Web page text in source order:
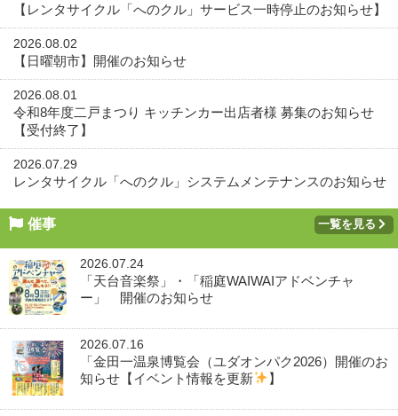
【レンタサイクル「へのクル」サービス一時停止のお知らせ】
2026.08.02
【日曜朝市】開催のお知らせ
2026.08.01
令和8年度二戸まつり キッチンカー出店者様 募集のお知らせ
【受付終了】
2026.07.29
レンタサイクル「へのクル」システムメンテナンスのお知らせ
催事 一覧を見る
2026.07.24
「天台音楽祭」・「稲庭WAIWAIアドベンチャ
ー」 開催のお知らせ
2026.07.16
「金田一温泉博覧会（ユダオンパク2026）開催のお
知らせ【イベント情報を更新
】